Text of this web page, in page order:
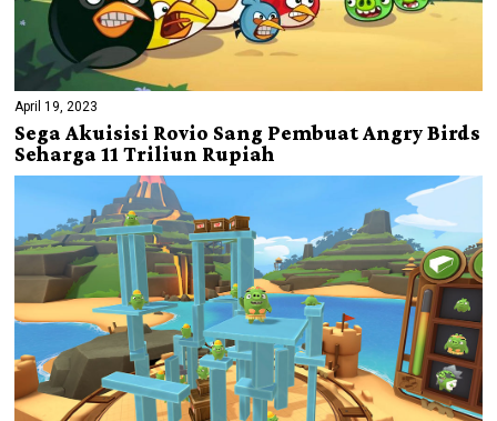
April 19, 2023
Sega Akuisisi Rovio Sang Pembuat Angry Birds
Seharga 11 Triliun Rupiah